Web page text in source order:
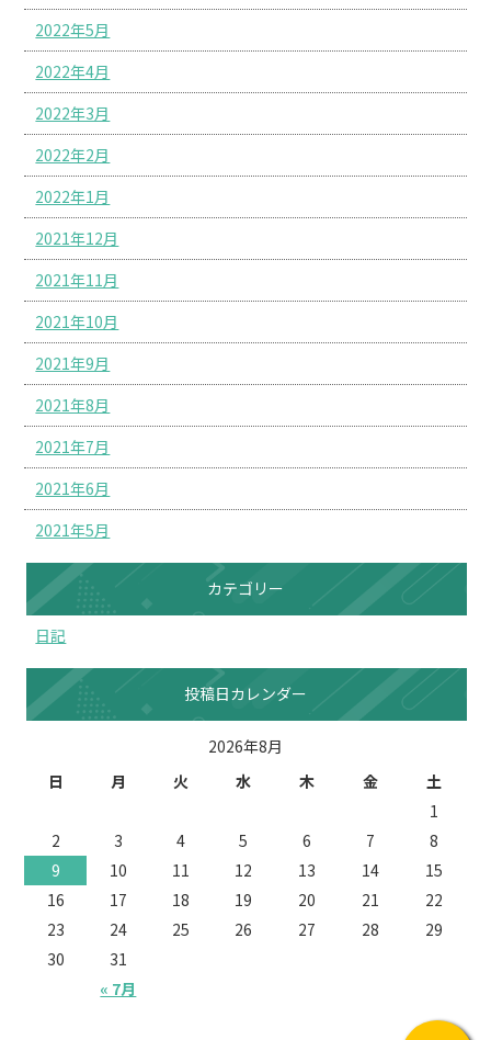
2022年5月
2022年4月
2022年3月
2022年2月
2022年1月
2021年12月
2021年11月
2021年10月
2021年9月
2021年8月
2021年7月
2021年6月
2021年5月
カテゴリー
日記
投稿日カレンダー
2026年8月
日
月 火 水 木 金 土
« 7月
1
2
3 4 5 6 7
8
9
10 11 12 13 14
15
16
17 18 19 20 21
22
23
24 25 26 27 28
29
30
31